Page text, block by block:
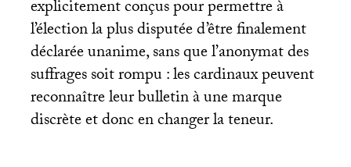
explicitement conçus pour permettre à
l’élection la plus disputée d’être finalement
déclarée unanime, sans que l’anonymat des
suffrages soit rompu : les cardinaux peuvent
reconnaître leur bulletin à une marque
discrète et donc en changer la teneur.